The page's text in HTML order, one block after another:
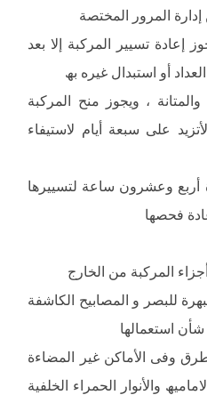
المرور المختصة
إعادة تسییر المركبة إلا بعد
أو استبدال غیره بھ
، ویجوز منح المركبة
على سبعة أیام لاستیفاء
أربع وعشرون ساعة لتسییرھا
فحصھا
للبصر و المصابیح الكاشفة
استعمالھا
وفى الأماكن غیر المضاءة
والأنوار الحمراء الخلفیة